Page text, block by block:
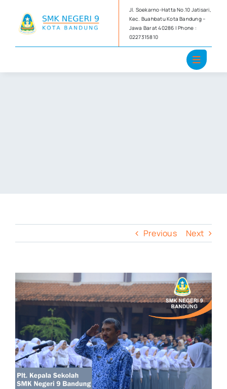
content
Jl. Soekarno-Hatta No.10 Jatisari,
Kec. Buahbatu Kota Bandung –
Jawa Barat 40286 | Phone :
0227315810
Previous Next
View
Larger
Image